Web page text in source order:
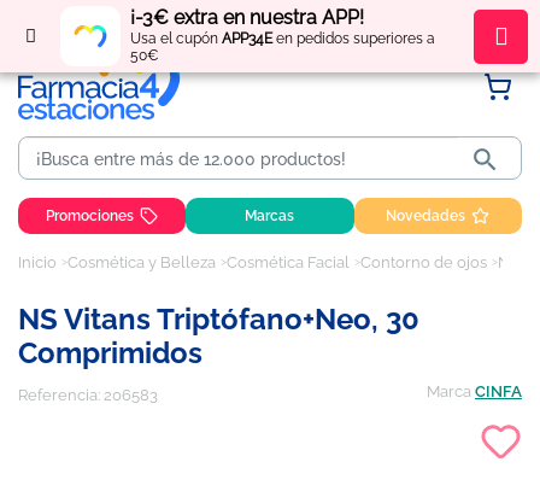
¡-3€ extra en nuestra APP!
Usa el cupón APP34Een pedidos superiores a
50€
Regístratey obténpuntos por tus compras

Promociones Marcas Novedades
Inicio Cosmética y Belleza Cosmética Facial Contorno de ojos
NS Vitans Triptófano+Neo, 30
Comprimidos
Referencia: 206583 Marca CINFA